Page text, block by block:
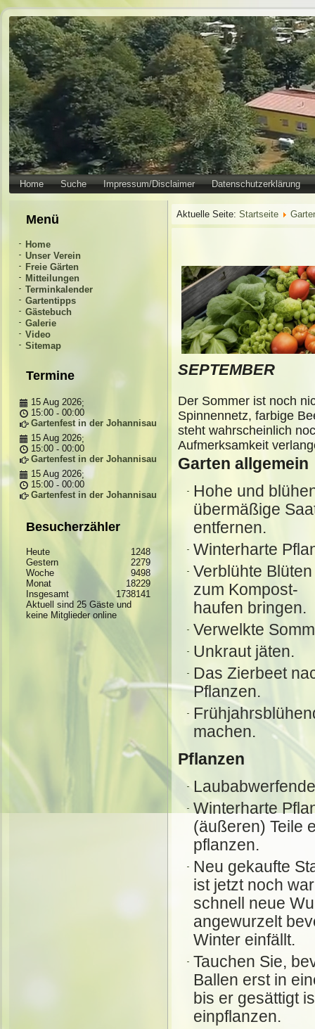
Home Suche Impressum/Disclaimer Datenschutzerklärung
Menü
Home
Unser Verein
Freie Gärten
Mitteilungen
Terminkalender
Gartentipps
Gästebuch
Galerie
Video
Sitemap
Termine
15 Aug 2026;
15:00 - 00:00
Gartenfest in der Johannisau
15 Aug 2026;
15:00 - 00:00
Gartenfest in der Johannisau
15 Aug 2026;
15:00 - 00:00
Gartenfest in der Johannisau
Besucherzähler
Heute
1248
Gestern
2279
Woche
9498
Monat
18229
Insgesamt
1738141
Aktuell sind 25 Gäste und
keine Mitglieder online
Aktuelle Seite: Startseite
SEPTEMBER
Der Sommer ist noch
Spinnennetz, farbige
steht wahrscheinlich
Aufmerksamkeit
Garten allgemein
Hohe und
übermäßige
entfernen.
Winterharte
Verblühte
zum Kompost-
haufen bringen.
Verwelkte
Unkraut jäten.
Das Zierbeet
Pflanzen.
machen.
Pflanzen
Winterharte
(äußeren) Teile
pflanzen.
Neu gekaufte
ist jetzt noch
schnell neue
angewurzelt
Winter einfällt.
Tauchen Sie,
Ballen erst in
bis er gesättigt
einpflanzen.